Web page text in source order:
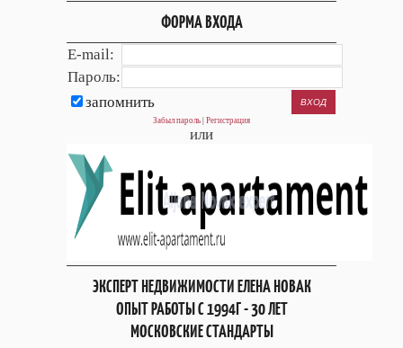
ФОРМА ВХОДА
E-mail:
Пароль:
запомнить
Забыл пароль Регистрация
или
ЭКСПЕРТ НЕДВИЖИМОСТИ ЕЛЕНА НОВАК
ОПЫТ РАБОТЫ С 1994Г - 30 ЛЕТ
МОСКОВСКИЕ СТАНДАРТЫ